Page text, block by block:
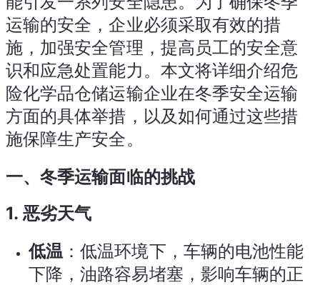
运输的安全，企业必须采取有效的措
施，加强安全管理，提高员工的安全意
识和应急处置能力。本文将详细介绍危
险化学品仓储运输企业在冬季安全运输
方面的具体举措，以及如何通过这些措
施保障生产安全。
一、冬季运输面临的挑战
1.恶劣天气
低温 ：低温环境下，车辆的电池性能
下降，油路容易堵塞，影响车辆的正